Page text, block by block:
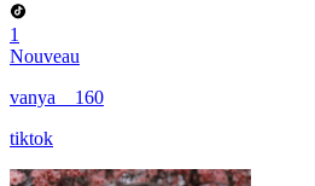
1
Nouveau
vanya__160
tiktok